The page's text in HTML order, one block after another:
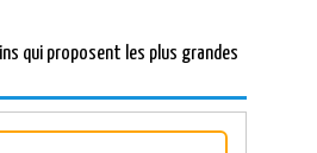
qui proposent les plus grandes